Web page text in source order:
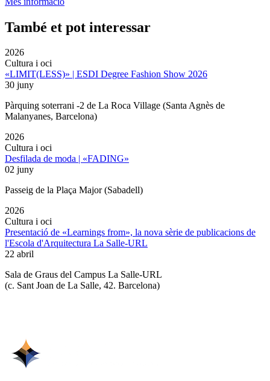
També et pot interessar
2026
Cultura i oci
«LIMIT(LESS)» | ESDI Degree Fashion Show 2026
30 juny
Pàrquing soterrani -2 de La Roca Village (Santa Agnès de
Malanyanes, Barcelona)
2026
Cultura i oci
Desfilada de moda | «FADING»
02 juny
Passeig de la Plaça Major (Sabadell)
2026
Cultura i oci
Presentació de «Learnings from», la nova sèrie de publicacions de
l'Escola d'Arquitectura La Salle-URL
22 abril
Sala de Graus del Campus La Salle-URL
(c. Sant Joan de La Salle, 42. Barcelona)